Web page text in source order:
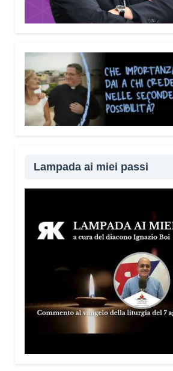
Lampada ai miei passi